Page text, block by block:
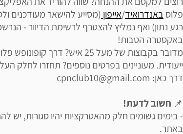
פלוס באנדרואיד/אייפון (מסייע להישאר מעודכנים
רגע נתון) ואף נמליץ להצטרף לרשימת הדיוור -
באקסטרה הטבות!
מדובר בקבוצות של מעל 25 איש? דרך
ייעודית. מעוניינים בפרטים נוספים? תחזרו לחלק
דרך כאן: cpnclub10@gmail.com
📌 חשוב לדעת!
- בימים גשומים חלק מהאטרקציות יהיו סגורות, יש
באתר.